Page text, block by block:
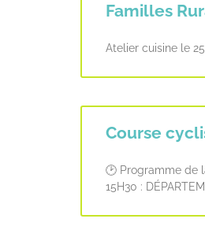
Familles
Atelier cuisine le
Course
🕑 Programme de
15H30 :